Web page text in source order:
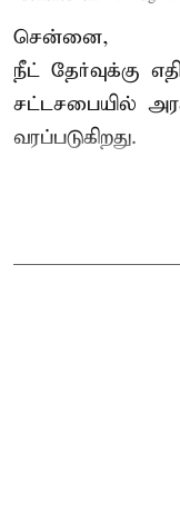
சென்னை,
நீட் தேர்வுக்கு
சட்டசபையில்
வரப்படுகிறது.